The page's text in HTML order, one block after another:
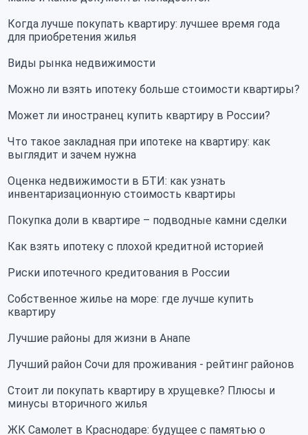
Когда лучше покупать квартиру: лучшее время года
для приобретения жилья
Виды рынка недвижимости
Можно ли взять ипотеку больше стоимости квартиры?
Может ли иностранец купить квартиру в России?
Что такое закладная при ипотеке на квартиру: как
выглядит и зачем нужна
Оценка недвижимости в БТИ: как узнать
инвентаризационную стоимость квартиры
Покупка доли в квартире – подводные камни сделки
Как взять ипотеку с плохой кредитной историей
Риски ипотечного кредитования в России
Собственное жилье на море: где лучше купить
квартиру
Лучшие районы для жизни в Анапе
Лучший район Сочи для проживания - рейтинг районов
Стоит ли покупать квартиру в хрущевке? Плюсы и
минусы вторичного жилья
ЖК Самолет в Краснодаре: будущее с памятью о